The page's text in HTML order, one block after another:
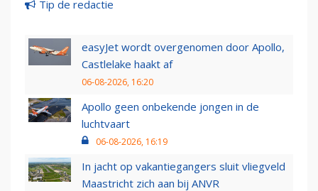
Tip de redactie
easyJet wordt overgenomen door Apollo,
Castlelake haakt af
06-08-2026, 16:20
Apollo geen onbekende jongen in de
luchtvaart
06-08-2026, 16:19
In jacht op vakantiegangers sluit vliegveld
Maastricht zich aan bij ANVR